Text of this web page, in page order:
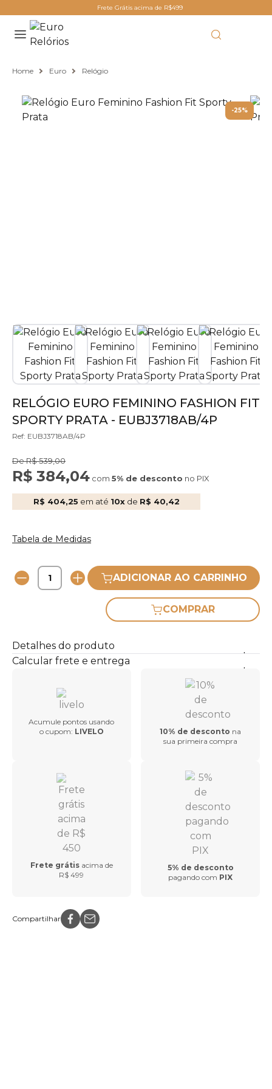
Frete Grátis acima de R$499
Home Euro Relógio
-25%
RELÓGIO EURO FEMININO FASHION FIT
SPORTY PRATA - EUBJ3718AB/4P
Ref: EUBJ3718AB/4P
De R$ 539,00
R$ 384,04 com 5% de desconto no PIX
R$ 404,25 em até 10xde R$ 40,42
Tabela de Medidas
ADICIONAR AO CARRINHO
COMPRAR
Detalhes do produto
Calcular frete e entrega
Acumule pontos usando
o cupom: LIVELO 10% de desconto na
sua primeira compra
Frete grátis acima de
R$ 499
5% de desconto
pagando com PIX
Compartilhar